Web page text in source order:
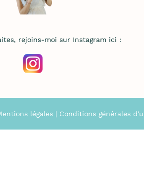
rejoins-moi sur Instagram ici :
légales| Conditions générales